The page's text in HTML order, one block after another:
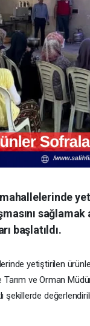
sağlamak
başlatıldı.
yetiştirilen
ve Orman
şekillerde